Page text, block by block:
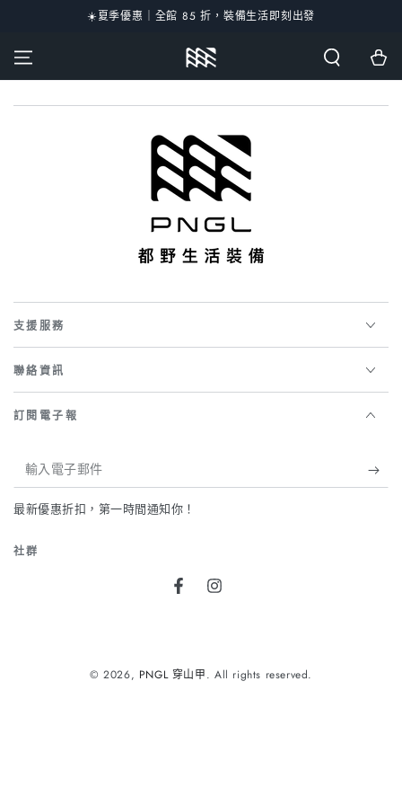
跳到內容☀️夏季優惠｜全館 85 折，裝備生活即刻出發
物
車
支援服務
聯絡資訊
訂閱電子報
輸
入
電
子
最新優惠折扣，第一時間通知你！
社群
FacebookInstagram
© 2026, PNGL 穿山甲. All rights reserved.